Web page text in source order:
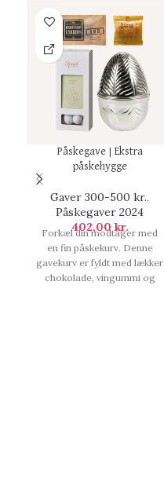
Påskegave | Ekstra
påskehygge
Gaver 300-500 kr.,
Påskegaver 2024
402,00kr.
Forkæl din modtager med
en fin påskekurv. Denne
gavekurv er fyldt med lækker
chokolade, vingummi og